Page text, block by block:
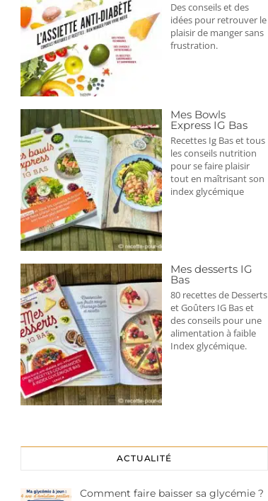
Des conseils et des
idées pour retrouver le
plaisir de manger sans
frustration.
Mes Bowls
Express IG Bas
Recettes Ig Bas et tous
les conseils nutrition
pour se faire plaisir
tout en maîtrisant son
index glycémique
Mes desserts IG
Bas
80 recettes de Desserts
et Goûters IG Bas et
des conseils pour une
alimentation à faible
Index glycémique.
ACTUALITÉ
Comment faire baisser sa glycémie ?